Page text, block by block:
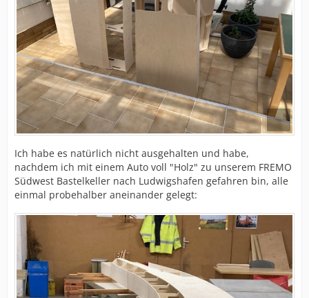
Ich habe es natürlich nicht ausgehalten und habe,
nachdem ich mit einem Auto voll "Holz" zu unserem FREMO
Südwest Bastelkeller nach Ludwigshafen gefahren bin, alle
einmal probehalber aneinander gelegt: